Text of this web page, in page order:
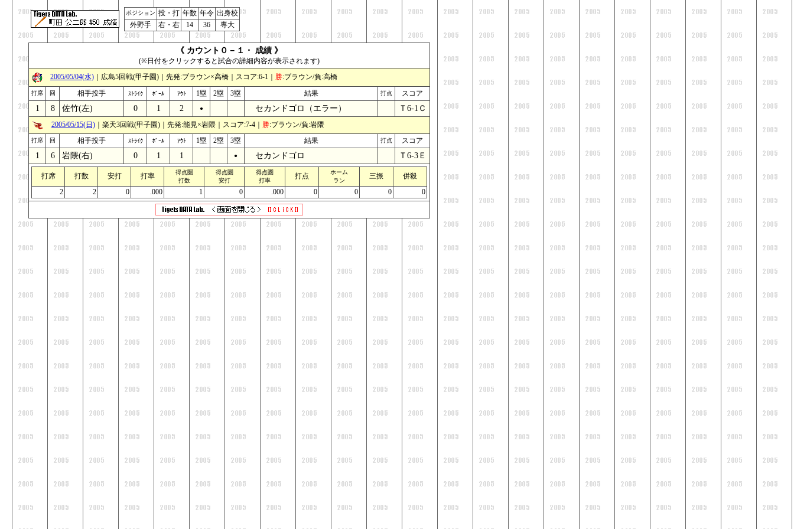
ポジション 投・打 年数 年令 出身校
外野手
右・右 14 36 専大
《 カウント０－１・ 成績 》
(※日付をクリックすると試合の詳細内容が表示されます)
2005/05/04(水) ｜広島5回戦(甲子園)｜先発:ブラウン×高橋｜スコア:6-1｜ 勝:ブラウン/負:高橋
打席 回 相手投手 ｽﾄﾗｲｸ ﾎﾞｰﾙ ｱｳﾄ 1塁 2塁 3塁 結果 打点 スコア
1 8 佐竹(左) 0 1 2 ● セカンドゴロ（エラー） Ｔ6-1Ｃ
2005/05/15(日) ｜楽天3回戦(甲子園)｜先発:能見×岩隈｜スコア:7-4｜ 勝:ブラウン/負:岩隈
打席 回 相手投手 ｽﾄﾗｲｸ ﾎﾞｰﾙ ｱｳﾄ 1塁 2塁 3塁 結果 打点 スコア
1 6 岩隈(右) 0 1 1 ● セカンドゴロ Ｔ6-3Ｅ
打席 打数 安打 打率
得点圏
打数
得点圏
安打
得点圏
打率
打点
ホーム
ラン
三振
併殺
2
2 0 .000 1 0 .000 0 0 0 0